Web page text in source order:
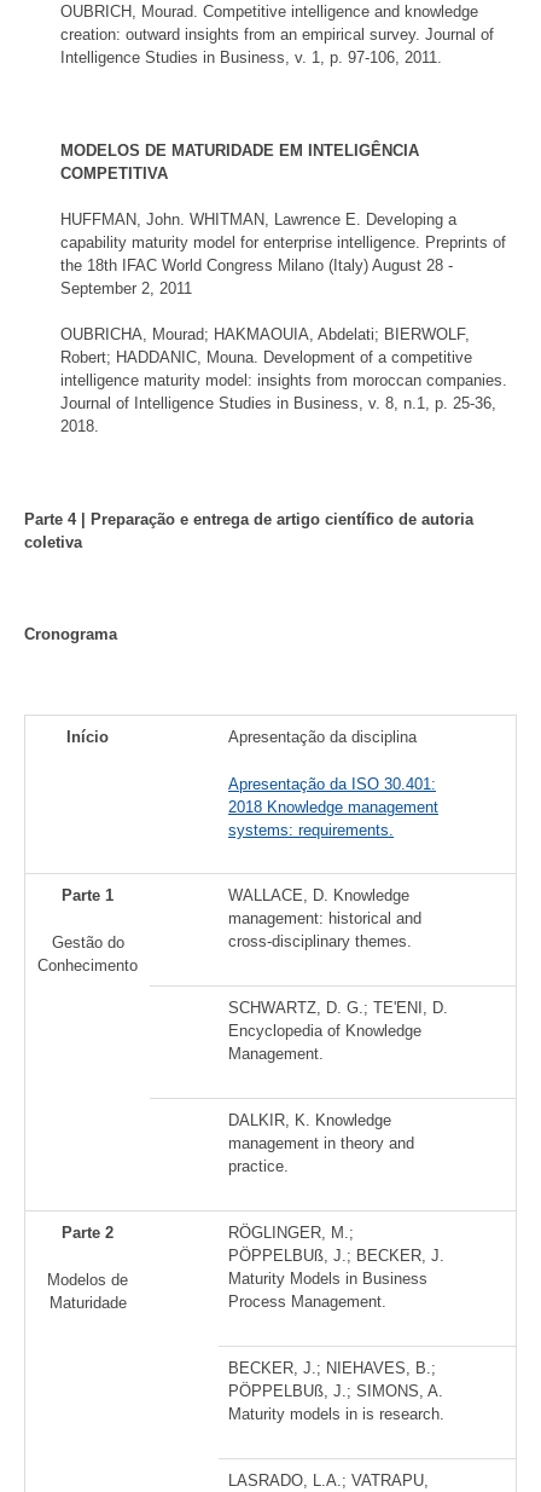
OUBRICH, Mourad. Competitive intelligence and knowledge
creation: outward insights from an empirical survey. Journal of
Intelligence Studies in Business, v. 1, p. 97-106, 2011.
MODELOS DE MATURIDADE EM INTELIGÊNCIA
COMPETITIVA
HUFFMAN, John. WHITMAN, Lawrence E. Developing a
capability maturity model for enterprise intelligence. Preprints of
the 18th IFAC World Congress Milano (Italy) August 28 -
September 2, 2011
OUBRICHA, Mourad; HAKMAOUIA, Abdelati; BIERWOLF,
Robert; HADDANIC, Mouna. Development of a competitive
intelligence maturity model: insights from moroccan companies.
Journal of Intelligence Studies in Business, v. 8, n.1, p. 25-36,
2018.
Parte 4 | Preparação e entrega de artigo científico de autoria
coletiva
Cronograma
Início Apresentação da disciplina
Apresentação da ISO 30.401:
2018 Knowledge management
systems: requirements.
Parte 1
Gestão do
Conhecimento
WALLACE, D. Knowledge
management: historical and
cross-disciplinary themes.
SCHWARTZ, D. G.; TE'ENI, D.
Encyclopedia of Knowledge
Management.
DALKIR, K. Knowledge
management in theory and
practice.
Parte 2
Modelos de
Maturidade
RÖGLINGER, M.;
PÖPPELBUß, J.; BECKER, J.
Maturity Models in Business
Process Management.
BECKER, J.; NIEHAVES, B.;
PÖPPELBUß, J.; SIMONS, A.
Maturity models in is research.
LASRADO, L.A.; VATRAPU,